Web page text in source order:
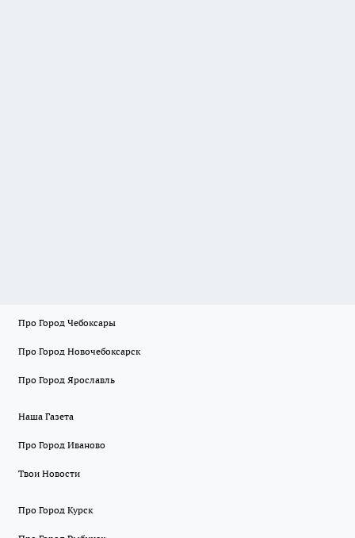
Про Город Чебоксары
Про Город Новочебоксарск
Про Город Ярославль
Наша Газета
Про Город Иваново
Твои Новости
Про Город Курск